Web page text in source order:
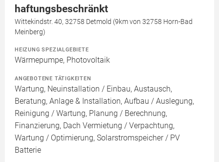
haftungsbeschränkt
Wittekindstr. 40, 32758 Detmold (9km von 32758 Horn-Bad
Meinberg)
HEIZUNG SPEZIALGEBIETE
Wärmepumpe, Photovoltaik
ANGEBOTENE TÄTIGKEITEN
Wartung, Neuinstallation / Einbau, Austausch,
Beratung, Anlage & Installation, Aufbau / Auslegung,
Reinigung / Wartung, Planung / Berechnung,
Finanzierung, Dach Vermietung / Verpachtung,
Wartung / Optimierung, Solarstromspeicher / PV
Batterie